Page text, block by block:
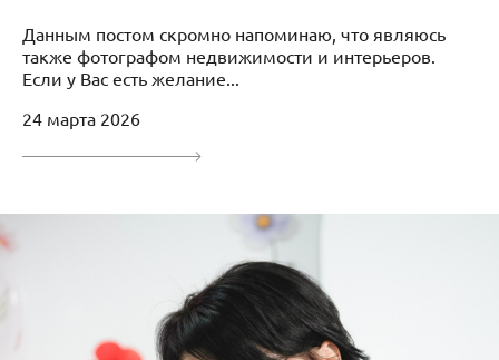
Данным постом скромно напоминаю, что являюсь
также фотографом недвижимости и интерьеров.
Если у Вас есть желание...
24 марта 2026